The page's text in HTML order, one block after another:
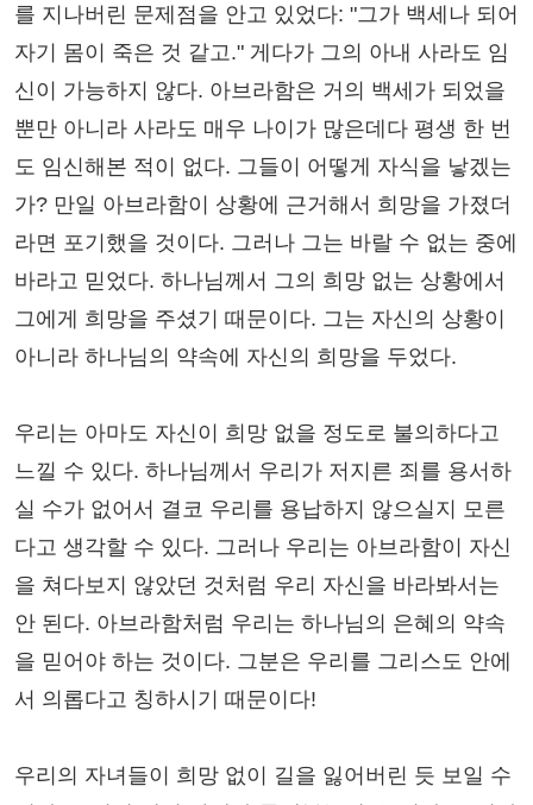
를 지나버린 문제점을 안고 있었다: "그가 백세나 되어
자기 몸이 죽은 것 같고." 게다가 그의 아내 사라도 임
신이 가능하지 않다. 아브라함은 거의 백세가 되었을
뿐만 아니라 사라도 매우 나이가 많은데다 평생 한 번
도 임신해본 적이 없다. 그들이 어떻게 자식을 낳겠는
가? 만일 아브라함이 상황에 근거해서 희망을 가졌더
라면 포기했을 것이다. 그러나 그는 바랄 수 없는 중에
바라고 믿었다. 하나님께서 그의 희망 없는 상황에서
그에게 희망을 주셨기 때문이다. 그는 자신의 상황이
아니라 하나님의 약속에 자신의 희망을 두었다.
우리는 아마도 자신이 희망 없을 정도로 불의하다고
느낄 수 있다. 하나님께서 우리가 저지른 죄를 용서하
실 수가 없어서 결코 우리를 용납하지 않으실지 모른
다고 생각할 수 있다. 그러나 우리는 아브라함이 자신
을 쳐다보지 않았던 것처럼 우리 자신을 바라봐서는
안 된다. 아브라함처럼 우리는 하나님의 은혜의 약속
을 믿어야 하는 것이다. 그분은 우리를 그리스도 안에
서 의롭다고 칭하시기 때문이다!
우리의 자녀들이 희망 없이 길을 잃어버린 듯 보일 수